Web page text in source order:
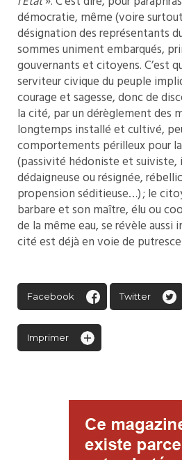
démocratie, même (voire
désignation des représentants
sommes uniment embarqués,
gouvernants et citoyens. C’est
serviteur civique du peuple
courage et sagesse, donc de
la cité, par un dérèglement des
longtemps installé et cultivé,
comportements périlleux pour la
(passivité hédoniste et suiviste,
dédaigneuse ou résignée,
propension séditieuse…) ; le
barbare et son maître, élu ou
de la même eau, se révèle aussi
cité est déjà en voie de
Facebook Twitter
Imprimer